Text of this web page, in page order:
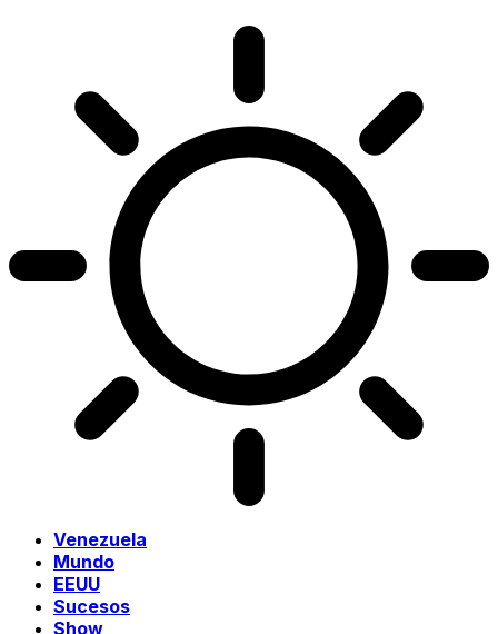
Venezuela
Mundo
EEUU
Sucesos
Show